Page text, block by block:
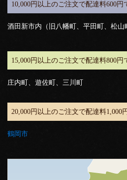
10,000円以上のご注文で配達料600円
酒田新市内（旧八幡町、平田町、松山
15,000円以上のご注文で配達料800円
庄内町、遊佐町、三川町
20,000円以上のご注文で配達料1,000
鶴岡市